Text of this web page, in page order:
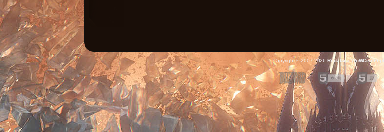
Copyright © 2007-2026 Redakcja WoWCenter.pl